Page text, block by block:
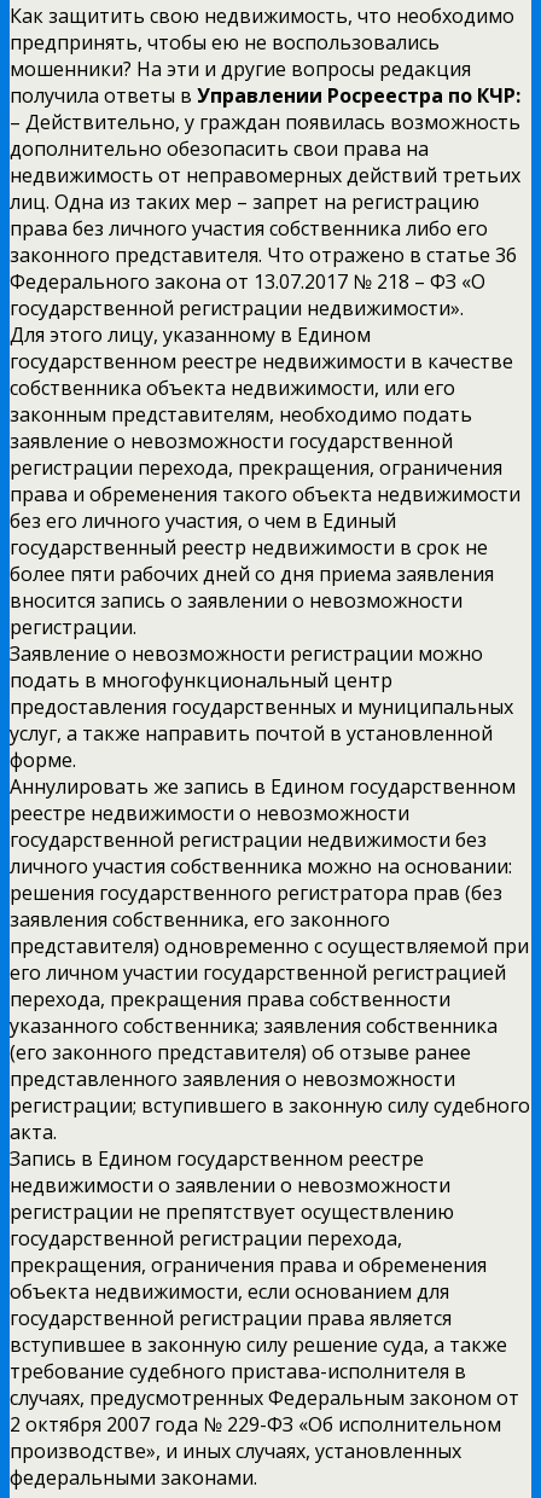
Как защитить свою недвижимость, что необходимо
предпринять, чтобы ею не воспользовались
мошенники? На эти и другие вопросы редакция
получила ответы в Управлении Росреестра по КЧР:
– Действительно, у граждан появилась возможность
дополнительно обезопасить свои права на
недвижимость от неправомерных действий третьих
лиц. Одна из таких мер – запрет на регистрацию
права без личного участия собственника либо его
законного представителя. Что отражено в статье 36
Федерального закона от 13.07.2017 № 218 – ФЗ «О
государственной регистрации недвижимости».
Для этого лицу, указанному в Едином
государственном реестре недвижимости в качестве
собственника объекта недвижимости, или его
законным представителям, необходимо подать
заявление о невозможности государственной
регистрации перехода, прекращения, ограничения
права и обременения такого объекта недвижимости
без его личного участия, о чем в Единый
государственный реестр недвижимости в срок не
более пяти рабочих дней со дня приема заявления
вносится запись о заявлении о невозможности
регистрации.
Заявление о невозможности регистрации можно
подать в многофункциональный центр
предоставления государственных и муниципальных
услуг, а также направить почтой в установленной
форме.
Аннулировать же запись в Едином государственном
реестре недвижимости о невозможности
государственной регистрации недвижимости без
личного участия собственника можно на основании:
решения государственного регистратора прав (без
заявления собственника, его законного
представителя) одновременно с осуществляемой при
его личном участии государственной регистрацией
перехода, прекращения права собственности
указанного собственника; заявления собственника
(его законного представителя) об отзыве ранее
представленного заявления о невозможности
регистрации; вступившего в законную силу судебного
акта.
Запись в Едином государственном реестре
недвижимости о заявлении о невозможности
регистрации не препятствует осуществлению
государственной регистрации перехода,
прекращения, ограничения права и обременения
объекта недвижимости, если основанием для
государственной регистрации права является
вступившее в законную силу решение суда, а также
требование судебного пристава-исполнителя в
случаях, предусмотренных Федеральным законом от
2 октября 2007 года № 229-ФЗ «Об исполнительном
производстве», и иных случаях, установленных
федеральными законами.